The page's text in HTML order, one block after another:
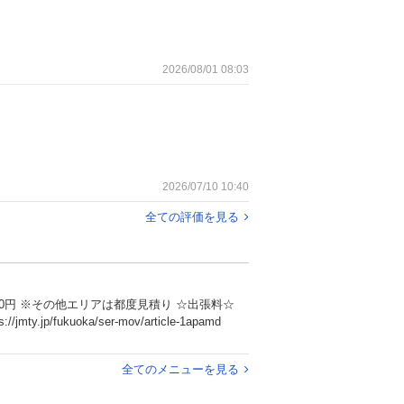
2026/08/01 08:03
2026/07/10 10:40
全ての評価を見る
エリアは都度見積り 🚚引越しはコチラ🚚 https://jmty.jp/fukuoka/ser-mov/article-1apamd
全てのメニューを見る